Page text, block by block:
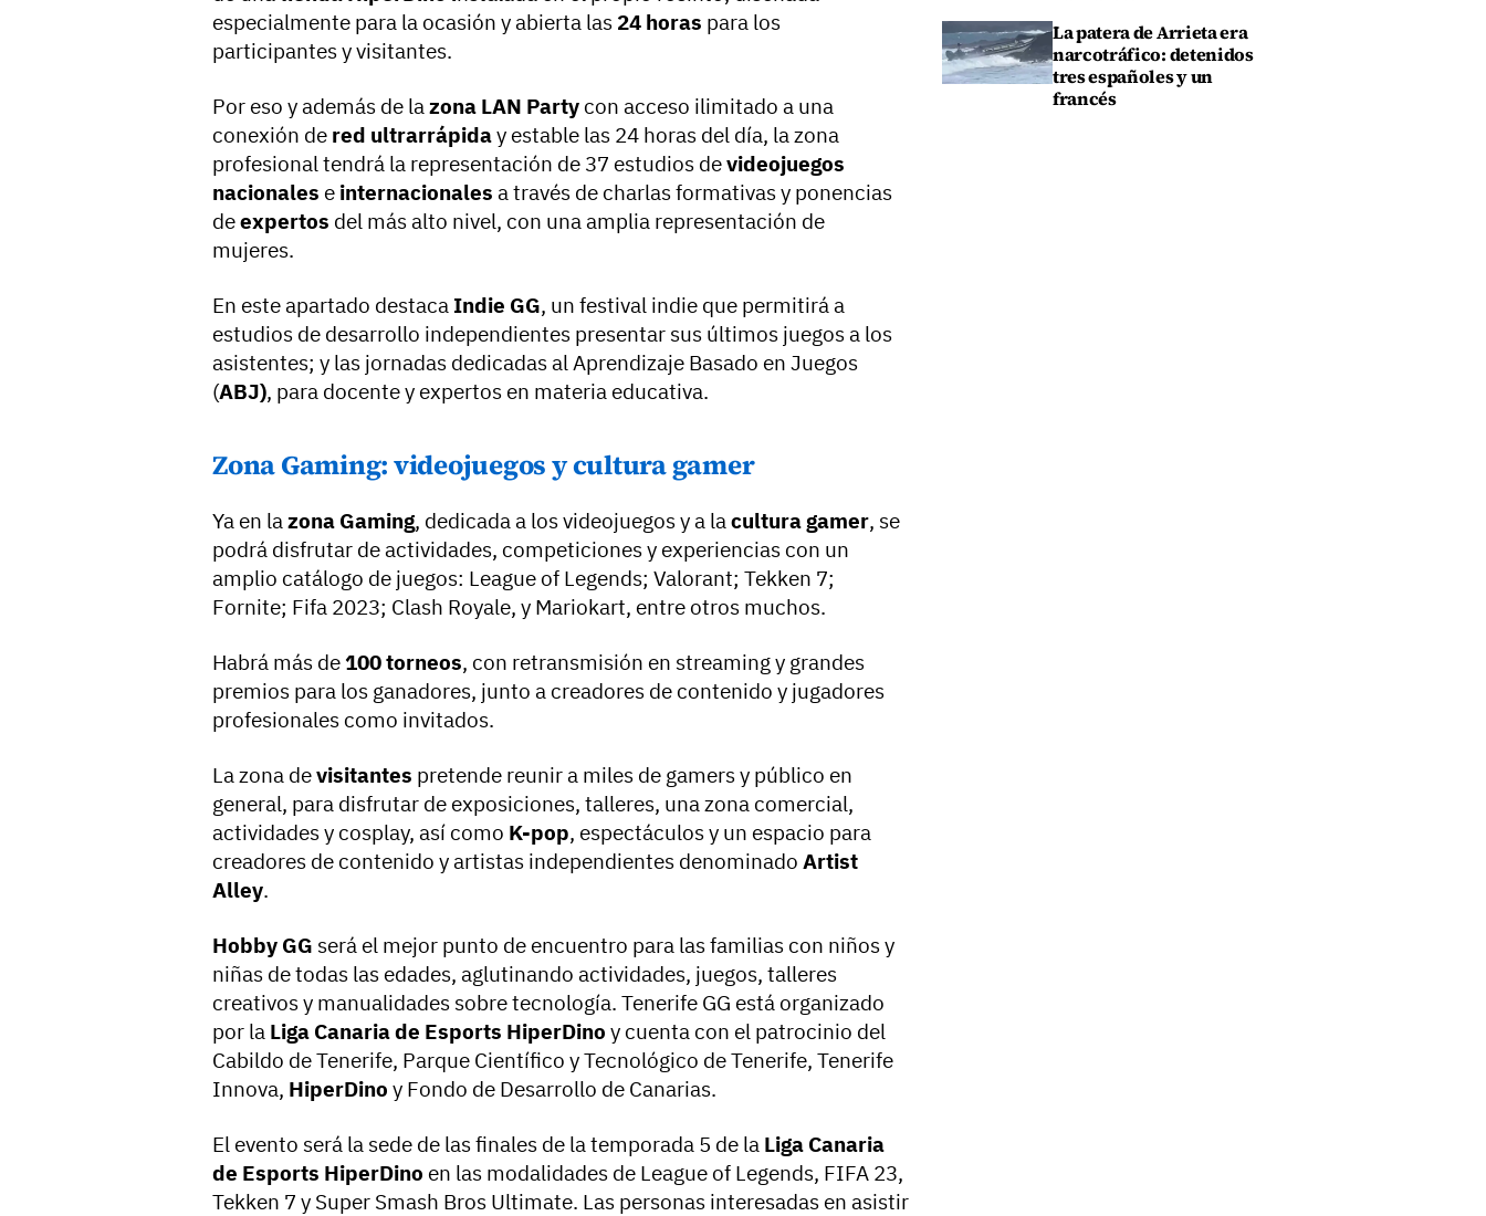
especialmente para la ocasión y abierta las 24 horas para los
participantes y visitantes.
Por eso y además de lazona LAN Party con acceso ilimitado a una
conexión de red ultrarrápiday estable las 24 horas del día, la zona
profesional tendrá la representación de 37 estudios devideojuegos
nacionales e internacionales a través de charlas formativas y ponencias
deexpertos del más alto nivel, con una amplia representación de
mujeres.
En este apartado destaca Indie GG, un festival indie que permitirá a
estudios de desarrollo independientes presentar sus últimos juegos a los
asistentes; y las jornadas dedicadas al Aprendizaje Basado en Juegos
(ABJ), para docente y expertos en materia educativa.
Zona Gaming: videojuegos y cultura gamer
Ya en lazona Gaming, dedicada a los videojuegos y a lacultura gamer, se
podrá disfrutar de actividades, competiciones y experiencias con un
amplio catálogo de juegos: League of Legends; Valorant; Tekken 7;
Fornite; Fifa 2023; Clash Royale, y Mariokart, entre otros muchos.
Habrá más de 100 torneos, con retransmisión en streaming y grandes
premios para los ganadores, junto a creadores de contenido y jugadores
profesionales como invitados.
La zona devisitantes pretende reunir a miles de gamers y público en
general, para disfrutar de exposiciones, talleres, una zona comercial,
actividades y cosplay, así como K-pop, espectáculos y un espacio para
creadores de contenido y artistas independientes denominado Artist
Alley.
Hobby GG será el mejor punto de encuentro para las familias con niños y
niñas de todas las edades, aglutinando actividades, juegos, talleres
creativos y manualidades sobre tecnología. Tenerife GG está organizado
por la Liga Canaria de Esports HiperDino y cuenta con el patrocinio del
Cabildo de Tenerife, Parque Científico y Tecnológico de Tenerife, Tenerife
Innova, HiperDino y Fondo de Desarrollo de Canarias.
El evento será la sede de las finales de la temporada 5 de la Liga Canaria
de Esports HiperDino en las modalidades de League of Legends, FIFA 23,
Tekken 7 y Super Smash Bros Ultimate. Las personas interesadas en asistir
La patera de Arrieta era
narcotráfico: detenidos
tres españoles y un
francés